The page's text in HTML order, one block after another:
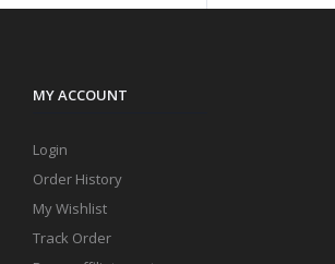
MY ACCOUNT
Login
Order History
My Wishlist
Track Order